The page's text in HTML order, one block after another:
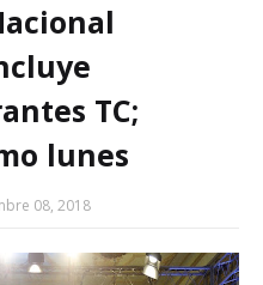
TC;
lunes
08, 2018